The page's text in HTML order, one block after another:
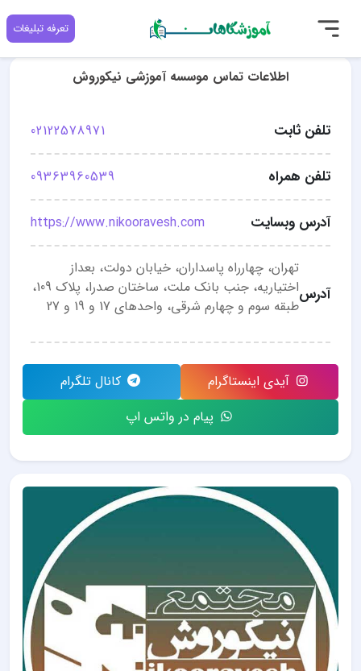
تعرفه تبلیغات
اطلاعات تماس موسسه آموزشی نیکوروش
تلفن ثابت 02122578971
تلفن همراه 09363960539
آدرس وبسایت https://www.nikooravesh.com
آدرس
تهران، چهارراه پاسداران، خیابان دولت، بعداز
اختیاریه، جنب بانک ملت، ساختان صدرا، پلاک 109،
طبقه سوم و چهارم شرقی، واحدهای 17 و 19 و 27
آیدی اینستاگرام
کانال تلگرام
پیام در واتس اپ